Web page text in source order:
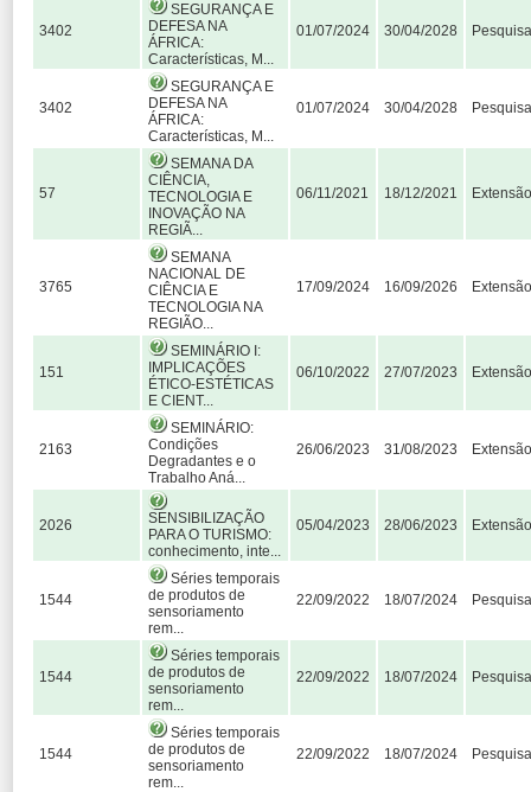
3402
SEGURANÇA E
DEFESA NA
ÁFRICA:
Características, M...
01/07/2024 30/04/2028 Pesquisa
3402
SEGURANÇA E
DEFESA NA
ÁFRICA:
Características, M...
01/07/2024 30/04/2028 Pesquisa
57
SEMANA DA
CIÊNCIA,
TECNOLOGIA E
INOVAÇÃO NA
REGIÃ...
06/11/2021 18/12/2021 Extensão
3765
SEMANA
NACIONAL DE
CIÊNCIA E
TECNOLOGIA NA
REGIÃO...
17/09/2024 16/09/2026 Extensão
151
SEMINÁRIO I:
IMPLICAÇÕES
ÉTICO-ESTÉTICAS
E CIENT...
06/10/2022 27/07/2023 Extensão
2163
SEMINÁRIO:
Condições
Degradantes e o
Trabalho Aná...
26/06/2023 31/08/2023 Extensão
2026
SENSIBILIZAÇÃO
PARA O TURISMO:
conhecimento, inte...
05/04/2023 28/06/2023 Extensão
1544
Séries temporais
de produtos de
sensoriamento
rem...
22/09/2022 18/07/2024 Pesquisa
1544
Séries temporais
de produtos de
sensoriamento
rem...
22/09/2022 18/07/2024 Pesquisa
1544
Séries temporais
de produtos de
sensoriamento
rem...
22/09/2022 18/07/2024 Pesquisa